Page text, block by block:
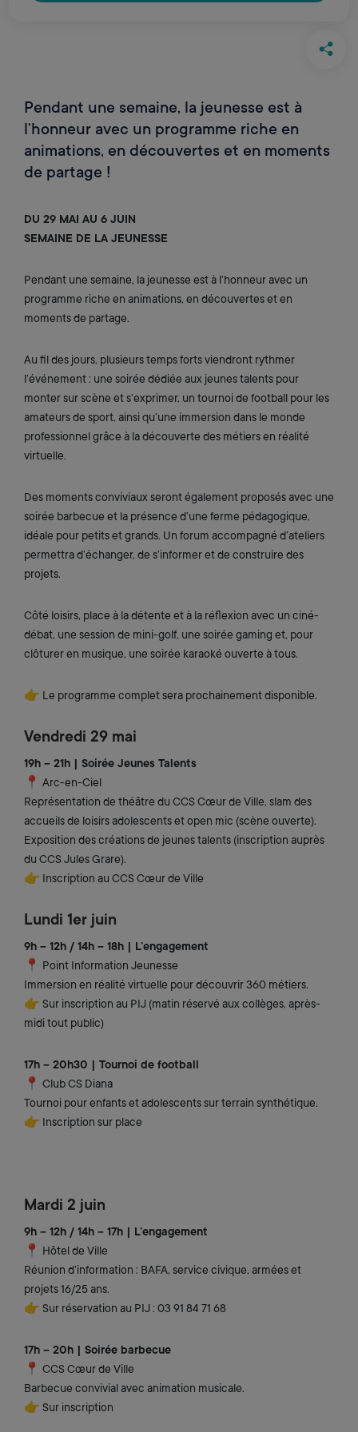
Pendant une semaine, la jeunesse est à
l’honneur avec un programme riche en
animations, en découvertes et en moments
de partage !
DU 29 MAI AU 6 JUIN
SEMAINE DE LA JEUNESSE
Pendant une semaine, la jeunesse est à l’honneur avec un
programme riche en animations, en découvertes et en
moments de partage.
Au fil des jours, plusieurs temps forts viendront rythmer
l’événement : une soirée dédiée aux jeunes talents pour
monter sur scène et s’exprimer, un tournoi de football pour les
amateurs de sport, ainsi qu’une immersion dans le monde
professionnel grâce à la découverte des métiers en réalité
virtuelle.
Des moments conviviaux seront également proposés avec une
soirée barbecue et la présence d’une ferme pédagogique,
idéale pour petits et grands. Un forum accompagné d’ateliers
permettra d’échanger, de s’informer et de construire des
projets.
Côté loisirs, place à la détente et à la réflexion avec un ciné-
débat, une session de mini-golf, une soirée gaming et, pour
clôturer en musique, une soirée karaoké ouverte à tous.
👉 Le programme complet sera prochainement disponible.
Vendredi 29 mai
19h – 21h | Soirée Jeunes Talents
📍 Arc-en-Ciel
Représentation de théâtre du CCS Cœur de Ville, slam des
accueils de loisirs adolescents et open mic (scène ouverte).
Exposition des créations de jeunes talents (inscription auprès
du CCS Jules Grare).
👉 Inscription au CCS Cœur de Ville
Lundi 1er juin
9h – 12h / 14h – 18h | L’engagement
📍 Point Information Jeunesse
Immersion en réalité virtuelle pour découvrir 360 métiers.
👉 Sur inscription au PIJ (matin réservé aux collèges, après-
midi tout public)
17h – 20h30 | Tournoi de football
📍 Club CS Diana
Tournoi pour enfants et adolescents sur terrain synthétique.
👉 Inscription sur place
Mardi 2 juin
9h – 12h / 14h – 17h | L’engagement
📍 Hôtel de Ville
Réunion d’information : BAFA, service civique, armées et
projets 16/25 ans.
👉 Sur réservation au PIJ : 03 91 84 71 68
17h – 20h | Soirée barbecue
📍 CCS Cœur de Ville
Barbecue convivial avec animation musicale.
👉 Sur inscription